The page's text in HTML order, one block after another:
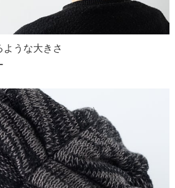
うな大きさ